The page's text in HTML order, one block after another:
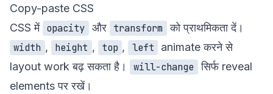
Copy-paste CSS
CSS में opacity और transform को प्राथमिकता दें।
width , height , top , left
animate करने से
layout work बढ़ सकता है।
will-change सिर्फ reveal
elements पर रखें।